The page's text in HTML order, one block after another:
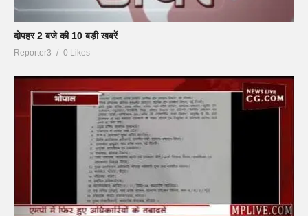
दोपहर 2 बजे की 10 बड़ी खबरें
Reporter3 0 Likes